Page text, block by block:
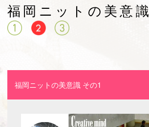
福岡ニットの美意識
福岡ニットの美意識 その1